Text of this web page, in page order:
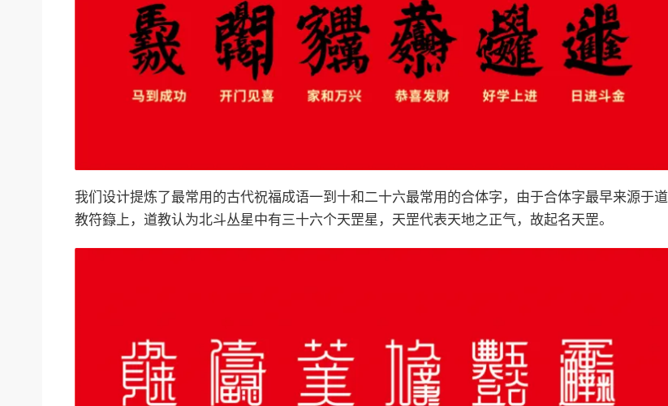
我们设计提炼了最常用的古代祝福成语一到十和二十六最常用的合体字，由于合体字最早来源于道
教符籙上，道教认为北斗丛星中有三十六个天罡星，天罡代表天地之正气，故起名天罡。